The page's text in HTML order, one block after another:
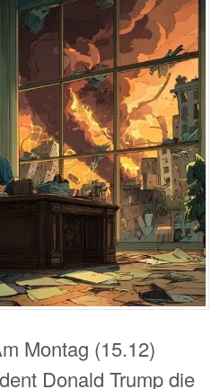
Montag (15.12)
Donald Trump die